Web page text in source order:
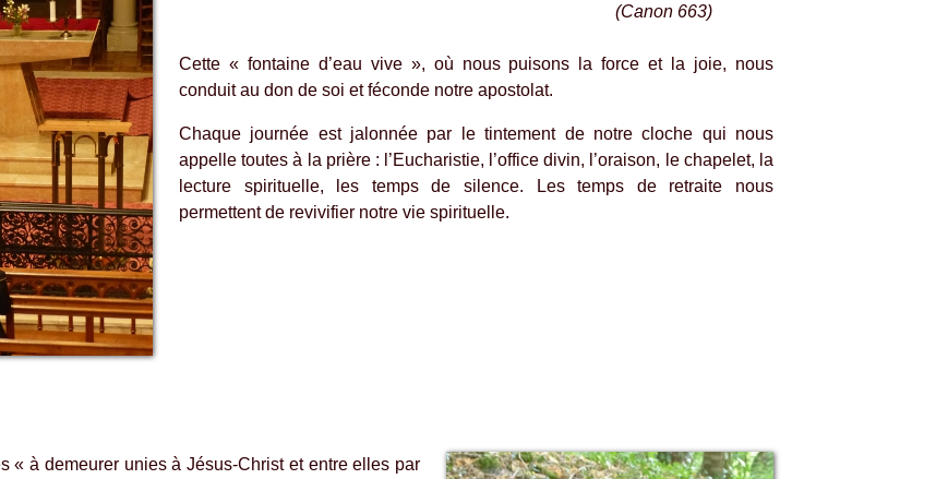
(Canon 663)
Cette « fontaine d’eau vive », où nous puisons la force et la joie, nous
conduit au don de soi et féconde notre apostolat.
Chaque journée est jalonnée par le tintement de notre cloche qui nous
appelle toutes à la prière : l’Eucharistie, l’office divin, l’oraison, le chapelet, la
lecture spirituelle, les temps de silence. Les temps de retraite nous
permettent de revivifier notre vie spirituelle.
« à demeurer unies à Jésus-Christ et entre elles par